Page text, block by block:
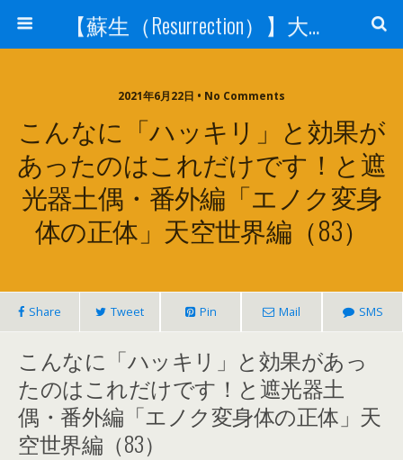
【蘇生（Resurrection）】大宇宙と人体の神秘を紐解く
2021年6月22日 • No Comments
こんなに「ハッキリ」と効果が
あったのはこれだけです！と遮
光器土偶・番外編「エノク変身
体の正体」天空世界編（83）
Share Tweet Pin Mail SMS
こんなに「ハッキリ」と効果があっ
たのはこれだけです！と遮光器土
偶・番外編「エノク変身体の正体」天
空世界編（83）